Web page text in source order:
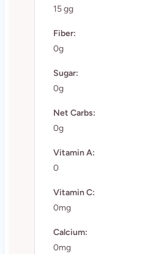
15 gg
Fiber:
0g
Sugar:
0g
Net Carbs:
0g
Vitamin A:
0
Vitamin C:
0mg
Calcium:
0mg